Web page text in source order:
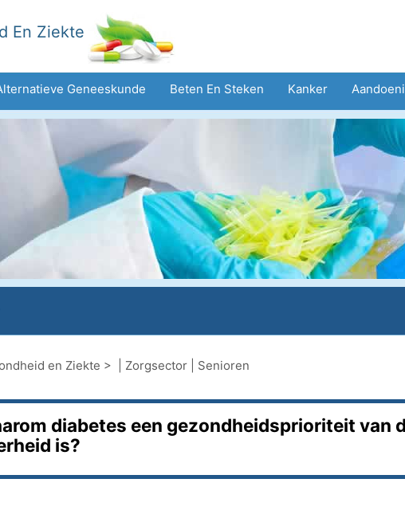
En Ziekte
Geneeskunde Beten En Steken Kanker
Gezinsgezondheid Geestelijke Gezondheid
en Ziekte > | Zorgsector Senioren
diabetes een gezondheidsprioriteit van
is?